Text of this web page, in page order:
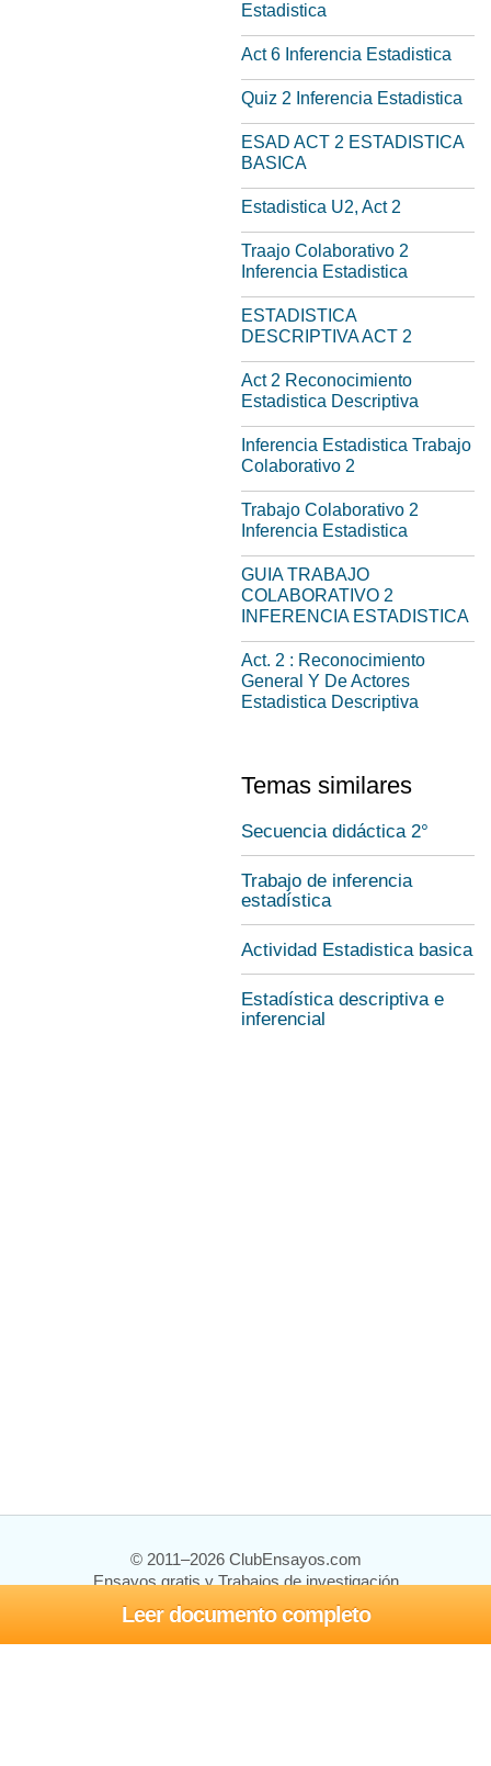
Leer documento completo
Estadistica
Act 6 Inferencia Estadistica
Quiz 2 Inferencia Estadistica
ESAD ACT 2 ESTADISTICA
BASICA
Estadistica U2, Act 2
Traajo Colaborativo 2
Inferencia Estadistica
ESTADISTICA
DESCRIPTIVA ACT 2
Act 2 Reconocimiento
Estadistica Descriptiva
Inferencia Estadistica Trabajo
Colaborativo 2
Trabajo Colaborativo 2
Inferencia Estadistica
GUIA TRABAJO
COLABORATIVO 2
INFERENCIA ESTADISTICA
Act. 2 : Reconocimiento
General Y De Actores
Estadistica Descriptiva
Temas similares
Secuencia didáctica 2°
Trabajo de inferencia
estadística
Actividad Estadistica basica
Estadística descriptiva e
inferencial
© 2011–2026 ClubEnsayos.com
Ensayos gratis y Trabajos de investigación